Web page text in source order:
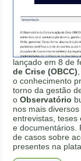
lançado em 8 de
de Crise (OBCC)
o conhecimento
torno da gestão
oObservatório
nos mais
entrevistas, teses
e documentários.
de casos sobre
presentes na